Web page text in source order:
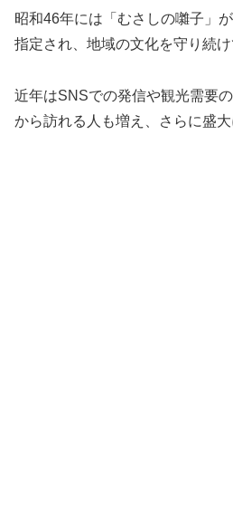
昭和46年には「むさしの囃子」
指定され、地域の文化を守り続け
近年はSNSでの発信や観光需要
から訪れる人も増え、さらに盛大